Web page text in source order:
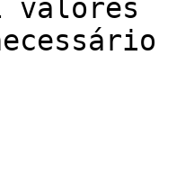
valores